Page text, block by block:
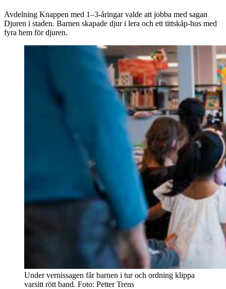
Avdelning Knappen med 1–3-åringar valde att jobba med sagan
Djuren i staden. Barnen skapade djur i lera och ett tittskåp-hus med
fyra hem för djuren.
Under vernissagen får barnen i tur och ordning klippa
varsitt rött band. Foto: Petter Trens